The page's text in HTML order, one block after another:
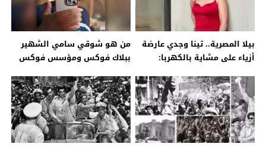
بيلا المصرية.. تينا وجدي عارضة
أزياء على مشاية بالكهربا:
من هو شوقي سامي الشهير
ببلاك فوكس ومؤسس فوكس